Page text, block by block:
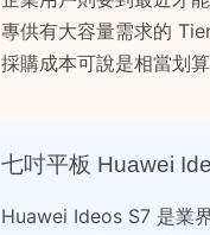
專供有大容量需求的
採購成本可說是相當划算
七吋平板 Huawei
Huawei Ideos S7 是業